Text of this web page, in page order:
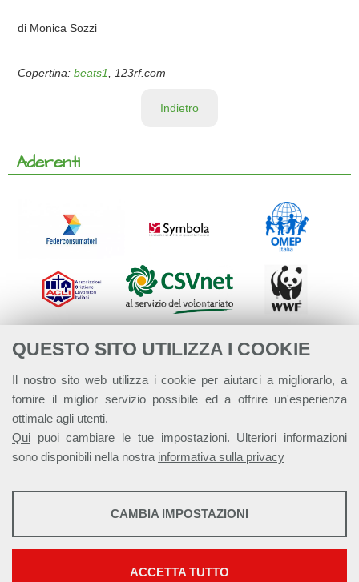
QUESTO SITO UTILIZZA I COOKIE
Il nostro sito web utilizza i cookie per aiutarci a migliorarlo, a
fornire il miglior servizio possibile ed a offrire un'esperienza
ottimale agli utenti.
Qui puoi cambiare le tue impostazioni. Ulteriori informazioni
sono disponibili nella nostra informativa sulla privacy
STATISTICHE
Mostra maggiori informazioni
CAMBIA IMPOSTAZIONI
ACCETTA TUTTO
di Monica Sozzi
Copertina: beats1 , 123rf.com
Indietro
Aderenti
Alleanza Italiana per lo Sviluppo Sostenibile - ASviS